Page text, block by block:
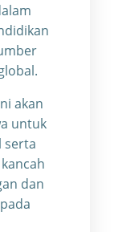
akan
untuk
serta
dan